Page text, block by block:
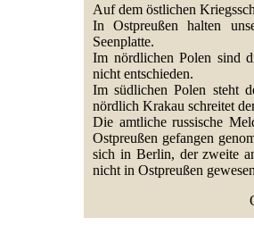
Auf dem östlichen
In Ostpreußen halten
Seenplatte.
Im nördlichen Polen sind
nicht entschieden.
Im südlichen Polen steht
nördlich Krakau schreitet
Die amtliche russische
Ostpreußen gefangen
sich in Berlin, der zweite
nicht in Ostpreußen